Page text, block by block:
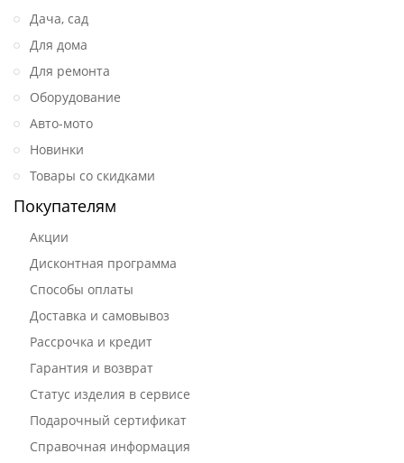
Дача, сад
Для дома
Для ремонта
Оборудование
Авто-мото
Новинки
Товары со скидками
Покупателям
Акции
Дисконтная программа
Способы оплаты
Доставка и самовывоз
Рассрочка и кредит
Гарантия и возврат
Статус изделия в сервисе
Подарочный сертификат
Справочная информация